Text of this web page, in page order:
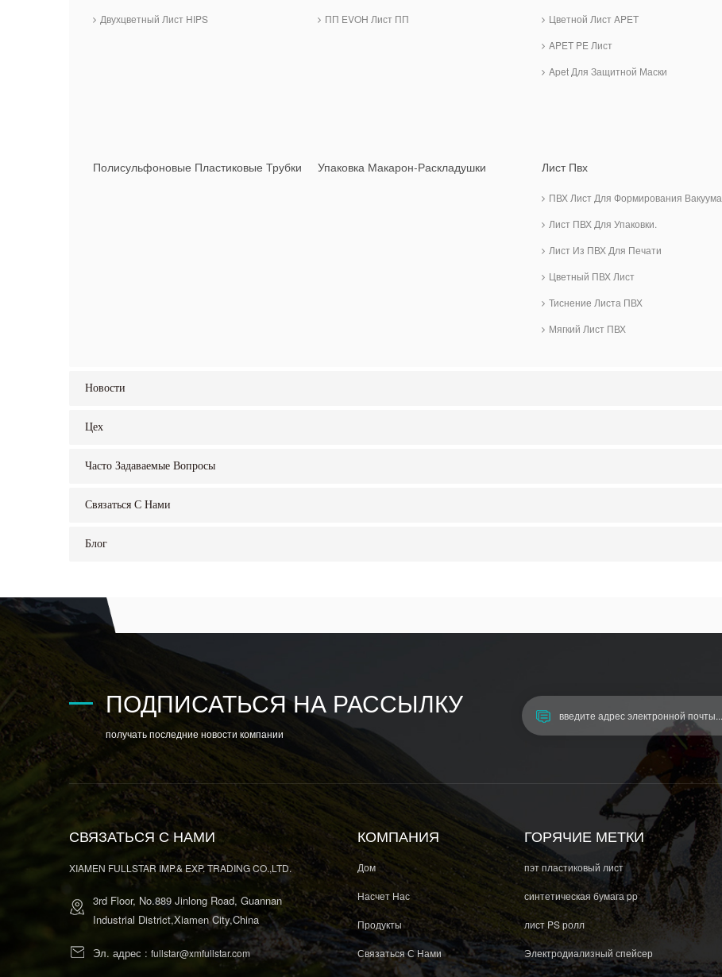
Двухцветный Лист HIPS
ПП EVOH Лист ПП
Цветной Лист APET
APET PE Лист
Apet Для Защитной Маски
Полисульфоновые Пластиковые Трубки Упаковка Макарон-Раскладушки Лист Пвх
ПВХ Лист Для Формирования Вакуума
Лист ПВХ Для Упаковки.
Лист Из ПВХ Для Печати
Цветный ПВХ Лист
Тиснение Листа ПВХ
Мягкий Лист ПВХ
Новости
Цех
Часто Задаваемые Вопросы
Связаться С Нами
Блог
ПОДПИСАТЬСЯ НА РАССЫЛКУ
получать последние новости компании
СВЯЗАТЬСЯ С НАМИ
XIAMEN FULLSTAR IMP.& EXP. TRADING CO.,LTD.
3rd Floor, No.889 Jinlong Road, Guannan
Industrial District,Xiamen City,China
Эл. адрес : fullstar@xmfullstar.com
КОМПАНИЯ
Дом
Насчет Нас
Продукты
Связаться С Нами
ГОРЯЧИЕ МЕТКИ
пэт пластиковый лист
синтетическая бумага pp
лист PS ролл
Электродиализный спейсер